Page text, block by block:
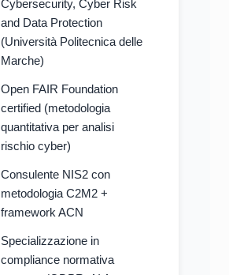
Cybersecurity, Cyber Risk
and Data Protection
(Università Politecnica delle
Marche)
Open FAIR Foundation
certified (metodologia
quantitativa per analisi
rischio cyber)
Consulente NIS2 con
metodologia C2M2 +
framework ACN
Specializzazione in
compliance normativa